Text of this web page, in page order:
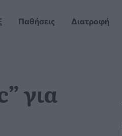
Παθήσεις Διατροφή
για